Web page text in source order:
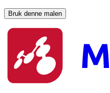
Bruk denne malen